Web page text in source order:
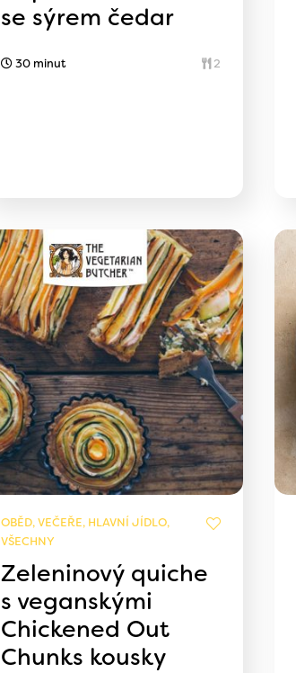
se sýrem čedar
30 minut 2
OBĚD, VEČEŘE, HLAVNÍ JÍDLO,
VŠECHNY
Zeleninový quiche
s veganskými
Chickened Out
Chunks kousky